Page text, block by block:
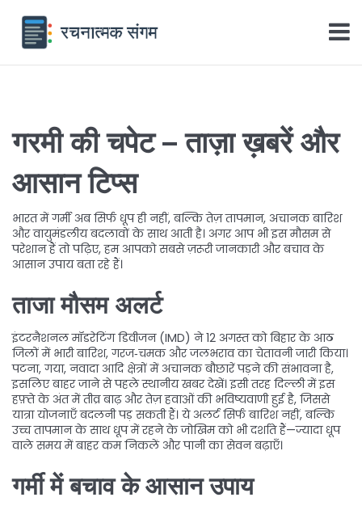
गरमी की चपेट – ताज़ा ख़बरें और
आसान टिप्स
भारत में गर्मी अब सिर्फ धूप ही नहीं, बल्कि तेज़ तापमान, अचानक बारिश
और वायुमंडलीय बदलावों के साथ आती है। अगर आप भी इस मौसम से
परेशान हैं तो पढ़िए, हम आपको सबसे ज़रूरी जानकारी और बचाव के
आसान उपाय बता रहे हैं।
ताजा मौसम अलर्ट
इंटरनैशनल मॉडरेटिंग डिवीजन (IMD) ने 12 अगस्त को बिहार के आठ
जिलों में भारी बारिश, गरज‑चमक और जलभराव का चेतावनी जारी किया।
पटना, गया, नवादा आदि क्षेत्रों में अचानक बौछारें पड़ने की संभावना है,
इसलिए बाहर जाने से पहले स्थानीय खबर देखें। इसी तरह दिल्ली में इस
हफ़्ते के अंत में तीव्र बाढ़ और तेज़ हवाओं की भविष्यवाणी हुई है, जिससे
यात्रा योजनाएँ बदलनी पड़ सकती हैं। ये अलर्ट सिर्फ बारिश नहीं, बल्कि
उच्च तापमान के साथ धूप में रहने के जोखिम को भी दर्शाते हैं—ज्यादा धूप
वाले समय में बाहर कम निकलें और पानी का सेवन बढ़ाएँ।
गर्मी में बचाव के आसान उपाय